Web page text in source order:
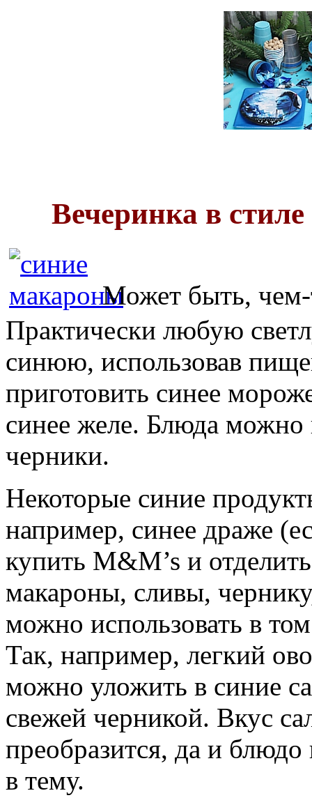
Вечеринка в
Может быть,
Практически любую
синюю, использовав
приготовить синее
синее желе. Блюда можно
черники.
Некоторые синие
например, синее драже
купить M&M’s и
макароны, сливы,
можно использовать в
Так, например, легкий
можно уложить в синие
свежей черникой. Вкус
преобразится, да и блюдо
в тему.